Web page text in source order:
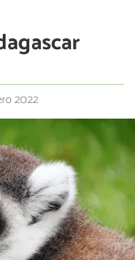
2022